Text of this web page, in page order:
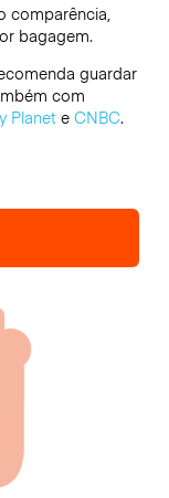
comparência,
bagagem.
guardar
com
Planete CNBC.